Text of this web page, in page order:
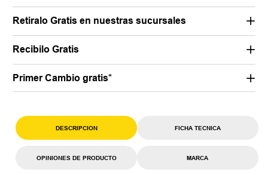
Retiralo Gratis en nuestras sucursales
Recibilo Gratis
Primer Cambio gratis*
DESCRIPCION FICHA TECNICA
OPINIONES DE PRODUCTO MARCA